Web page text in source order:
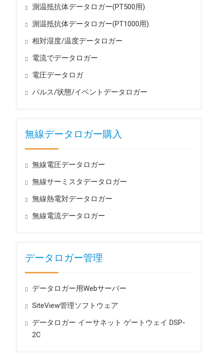
測温抵抗体データロガー(PT500用)
測温抵抗体データロガー(PT1000用)
相対湿度/温度データロガー
電流でデータロガー
電圧データロガ
パルス/状態/イベントデータロガー
無線データロガー購入
無線電圧データロガー
無線サーミスタデータロガー
無線熱電対データロガー
無線電流データロガー
データロガー管理
データロガー用Webサーバー
SiteView管理ソフトウェア
データロガー イーサネット ゲートウェイ DSP-
2C